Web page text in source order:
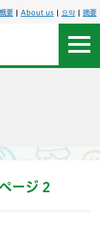
概要 About us 요약 摘要
ージ 2